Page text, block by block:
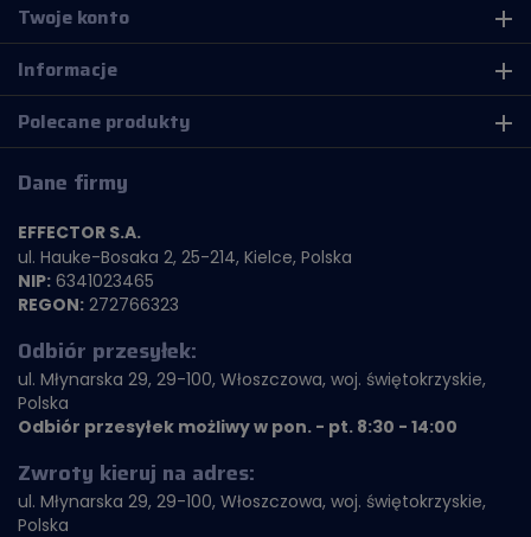
Twoje konto add
Informacje add
Polecane produkty add
Dane firmy
EFFECTOR S.A.
ul. Hauke-Bosaka 2, 25-214, Kielce, Polska
NIP: 6341023465
REGON: 272766323
Odbiór przesyłek:
ul. Młynarska 29, 29-100, Włoszczowa, woj. świętokrzyskie,
Polska
Odbiór przesyłek możliwy w pon. - pt. 8:30 - 14:00
Zwroty kieruj na adres:
ul. Młynarska 29, 29-100, Włoszczowa, woj. świętokrzyskie,
Polska